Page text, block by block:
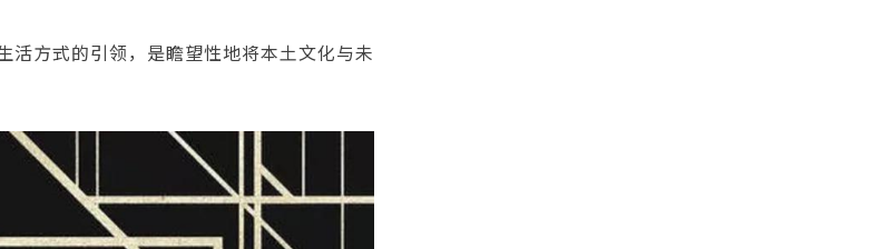
方式的引领，是瞻望性地将本土文化与未